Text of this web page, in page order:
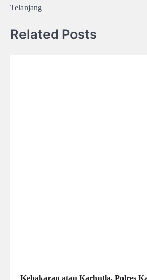
Telanjang
Related Posts
Kebakaran atau Karhutla, Polres